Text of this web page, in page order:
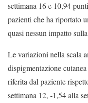
settimana 16 e 10,94
pazienti che ha riportato
quasi nessun impatto
Le variazioni nella scala
dispigmentazione
riferita dal paziente
settimana 12, -1,54 alla